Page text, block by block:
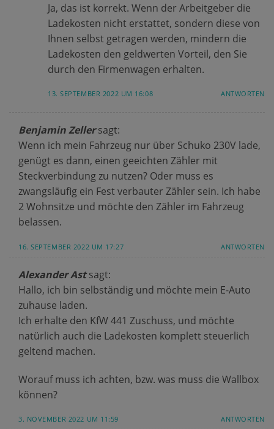
Ja, das ist korrekt. Wenn der Arbeitgeber die
Ladekosten nicht erstattet, sondern diese von
Ihnen selbst getragen werden, mindern die
Ladekosten den geldwerten Vorteil, den Sie
durch den Firmenwagen erhalten.
13. SEPTEMBER 2022 UM 16:08 ANTWORTEN
Benjamin Zeller sagt:
Wenn ich mein Fahrzeug nur über Schuko 230V lade,
genügt es dann, einen geeichten Zähler mit
Steckverbindung zu nutzen? Oder muss es
zwangsläufig ein Fest verbauter Zähler sein. Ich habe
2 Wohnsitze und möchte den Zähler im Fahrzeug
belassen.
16. SEPTEMBER 2022 UM 17:27 ANTWORTEN
Alexander Ast sagt:
Hallo, ich bin selbständig und möchte mein E-Auto
zuhause laden.
Ich erhalte den KfW 441 Zuschuss, und möchte
natürlich auch die Ladekosten komplett steuerlich
geltend machen.
Worauf muss ich achten, bzw. was muss die Wallbox
können?
3. NOVEMBER 2022 UM 11:59 ANTWORTEN